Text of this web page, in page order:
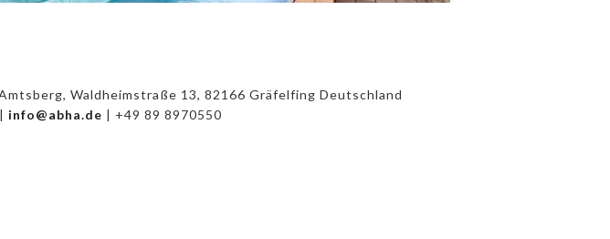
Waldheimstraße 13, 82166 Gräfelfing Deutschland
| info@abha.de | +49 89 8970550